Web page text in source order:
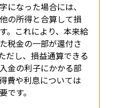
になった場合には、
の所得と合算して損
。これにより、本来給
税金の一部が還付さ
だし、損益通算できる
金の利子にかかる部
費や利息については
です。